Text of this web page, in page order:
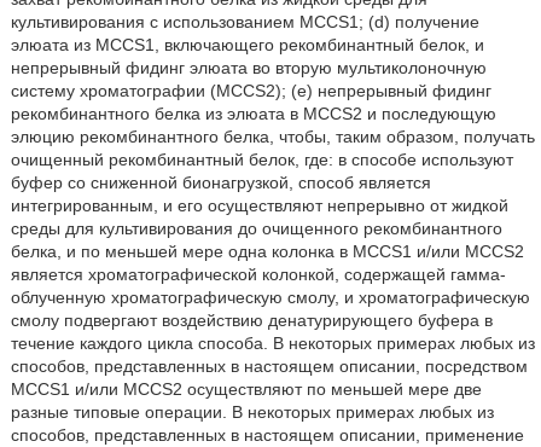
культивирования с использованием MCCS1; (d) получение
элюата из MCCS1, включающего рекомбинантный белок, и
непрерывный фидинг элюата во вторую мультиколоночную
систему хроматографии (MCCS2); (e) непрерывный фидинг
рекомбинантного белка из элюата в MCCS2 и последующую
элюцию рекомбинантного белка, чтобы, таким образом, получать
очищенный рекомбинантный белок, где: в способе используют
буфер со сниженной бионагрузкой, способ является
интегрированным, и его осуществляют непрерывно от жидкой
среды для культивирования до очищенного рекомбинантного
белка, и по меньшей мере одна колонка в MCCS1 и/или MCCS2
является хроматографической колонкой, содержащей гамма-
облученную хроматографическую смолу, и хроматографическую
смолу подвергают воздействию денатурирующего буфера в
течение каждого цикла способа. В некоторых примерах любых из
способов, представленных в настоящем описании, посредством
MCCS1 и/или MCCS2 осуществляют по меньшей мере две
разные типовые операции. В некоторых примерах любых из
способов, представленных в настоящем описании, применение